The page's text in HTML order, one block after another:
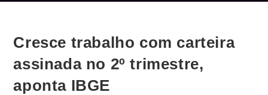
Cresce trabalho com carteira
assinada no 2º trimestre,
aponta IBGE